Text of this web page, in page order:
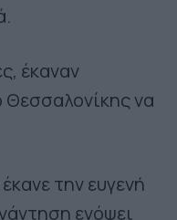
έκαναν
να
την ευγενή
ενόψει